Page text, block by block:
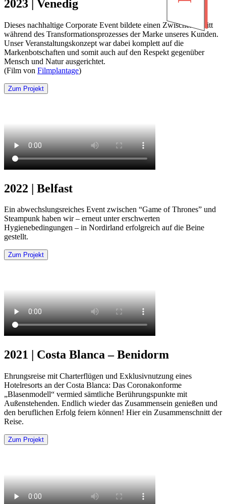
2023 | Venedig
Dieses nachhaltige Corporate Event bildete einen Zwischenschritt
während des Transformationsprozesses der Marke unseres Kunden.
Unser Veranstaltungskonzept war dabei komplett auf die
Markenbotschaften und somit auch auf den Respekt gegenüber
Mensch und Natur ausgerichtet.
(Film von Filmplantage)
Zum Projekt
2022 | Belfast
Ein abwechslungsreiches Event zwischen “Game of Thrones” und
Steampunk haben wir – erneut unter erschwerten
Hygienebedingungen – in Nordirland erfolgreich auf die Beine
gestellt.
Zum Projekt
2021 | Costa Blanca – Benidorm
Ehrungsreise mit Charterflügen und Exklusivnutzung eines
Hotelresorts an der Costa Blanca: Das Coronakonforme
„Blasenmodell“ vermied sämtliche Berührungspunkte mit
Außenstehenden. Endlich wieder das Zusammensein genießen und
den beruflichen Erfolg feiern können! Hier ein Zusammenschnitt der
Reise.
Zum Projekt